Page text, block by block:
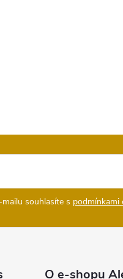
souhlasíte s podmínkami
O e-shopu